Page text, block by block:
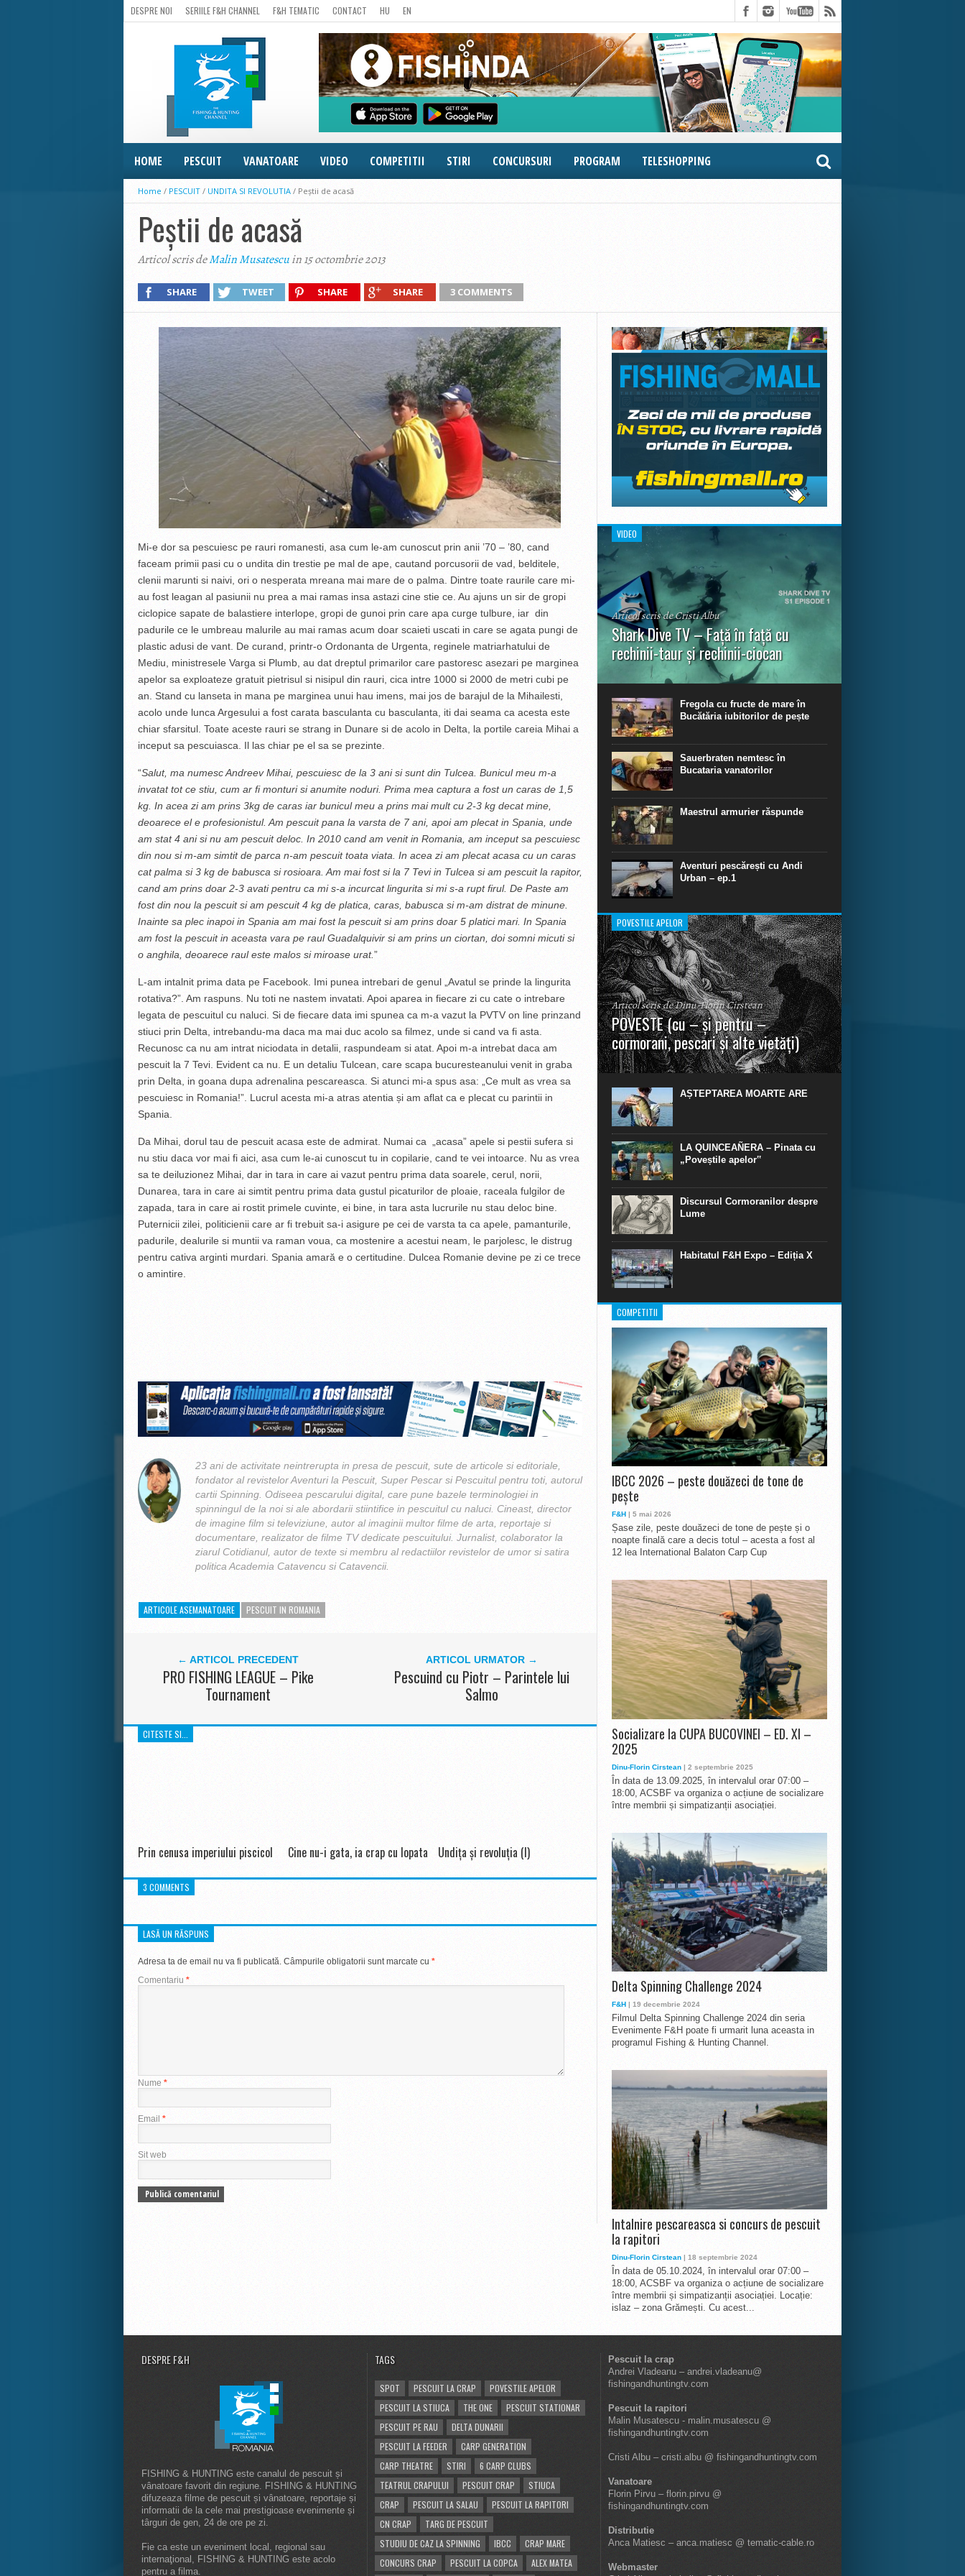
DESPRE NOI SERIILE F&H CHANNEL F&H TEMATIC CONTACT HU EN
HOME PESCUIT VANATOARE VIDEO COMPETITII STIRI CONCURSURI PROGRAM TELESHOPPING
Home / PESCUIT / UNDITA SI REVOLUTIA / Peștii de acasă
Peștii de acasă
Articol scris deMalin Musatescuin 15 octombrie 2013
SHARE TWEET SHARE SHARE 3 COMMENTS
Mi-e dor sa pescuiesc pe rauri romanesti, asa cum le-am cunoscut prin anii ’70 – ’80, cand
faceam primii pasi cu o undita din trestie pe mal de ape, cautand porcusorii de vad, belditele,
clenii marunti si naivi, ori o nesperata mreana mai mare de o palma. Dintre toate raurile care mi-
au fost leagan al pasiunii nu prea a mai ramas insa astazi cine stie ce. Au ajuns un sir de gropi
ciclopice sapate de balastiere interlope, gropi de gunoi prin care apa curge tulbure, iar din
padurile ce le umbreau malurile au mai ramas acum doar scaieti uscati in care se agata pungi de
plastic adusi de vant. De curand, printr-o Ordonanta de Urgenta, reginele matriarhatului de
Mediu, ministresele Varga si Plumb, au dat dreptul primarilor care pastoresc asezari pe marginea
apelor sa exploateze gratuit pietrisul si nisipul din rauri, cica intre 1000 si 2000 de metri cubi pe
an. Stand cu lanseta in mana pe marginea unui hau imens, mai jos de barajul de la Mihailesti,
acolo unde lunca Argesului a fost carata basculanta cu basculanta, iti dai seama ca acesta este
chiar sfarsitul. Toate aceste rauri se strang in Dunare si de acolo in Delta, la portile careia Mihai a
inceput sa pescuiasca. Il las chiar pe el sa se prezinte.
“Salut, ma numesc Andreev Mihai, pescuiesc de la 3 ani si sunt din Tulcea. Bunicul meu m-a
invatat tot ce stiu, cum ar fi monturi si anumite noduri. Prima mea captura a fost un caras de 1,5
kg. In acea zi am prins 3kg de caras iar bunicul meu a prins mai mult cu 2-3 kg decat mine,
deoarece el e profesionistul. Am pescuit pana la varsta de 7 ani, apoi am plecat in Spania, unde
am stat 4 ani si nu am pescuit deloc. In 2010 cand am venit in Romania, am inceput sa pescuiesc
din nou si m-am simtit de parca n-am pescuit toata viata. In acea zi am plecat acasa cu un caras
cat palma si 3 kg de babusca si rosioara. Am mai fost si la 7 Tevi in Tulcea si am pescuit la rapitor,
cand am prins doar 2-3 avati pentru ca mi s-a incurcat lingurita si mi s-a rupt firul. De Paste am
fost din nou la pescuit si am pescuit 4 kg de platica, caras, babusca si m-am distrat de minune.
Inainte sa plec inapoi in Spania am mai fost la pescuit si am prins doar 5 platici mari. In Spania
am fost la pescuit in aceasta vara pe raul Guadalquivir si am prins un ciortan, doi somni micuti si
o anghila, deoarece raul este malos si miroase urat.”
L-am intalnit prima data pe Facebook. Imi punea intrebari de genul „Avatul se prinde la lingurita
rotativa?”. Am raspuns. Nu toti ne nastem invatati. Apoi aparea in fiecare zi cu cate o intrebare
legata de pescuitul cu naluci. Si de fiecare data imi spunea ca m-a vazut la PVTV on line prinzand
stiuci prin Delta, intrebandu-ma daca ma mai duc acolo sa filmez, unde si cand va fi asta.
Recunosc ca nu am intrat niciodata in detalii, raspundeam si atat. Apoi m-a intrebat daca am
pescuit la 7 Tevi. Evident ca nu. E un detaliu Tulcean, care scapa bucuresteanului venit in graba
prin Delta, in goana dupa adrenalina pescareasca. Si atunci mi-a spus asa: „Ce mult as vrea sa
pescuiesc in Romania!”. Lucrul acesta mi-a atras atentia și am aflat ca e plecat cu parintii in
Spania.
Da Mihai, dorul tau de pescuit acasa este de admirat. Numai ca „acasa” apele si pestii sufera si
nu stiu daca vor mai fi aici, asa cum le-ai cunoscut tu in copilarie, cand te vei intoarce. Nu as vrea
sa te deiluzionez Mihai, dar in tara in care ai vazut pentru prima data soarele, cerul, norii,
Dunarea, tara in care ai simtit pentru prima data gustul picaturilor de ploaie, raceala fulgilor de
zapada, tara in care ai rostit primele cuvinte, ei bine, in tara asta lucrurile nu stau deloc bine.
Puternicii zilei, politicienii care ar fi trebuit sa-i asigure pe cei de varsta ta ca apele, pamanturile,
padurile, dealurile si muntii va raman voua, ca mostenire a acestui neam, le parjolesc, le distrug
pentru cativa arginti murdari. Spania amară e o certitudine. Dulcea Romanie devine pe zi ce trece
o amintire.
23 ani de activitate neintrerupta in presa de pescuit, sute de articole si editoriale,
fondator al revistelor Aventuri la Pescuit, Super Pescar si Pescuitul pentru toti, autorul
cartii Spinning. Odiseea pescarului digital, care pune bazele terminologiei in
spinningul de la noi si ale abordarii stiintifice in pescuitul cu naluci. Cineast, director
de imagine film si televiziune, autor al imaginii multor filme de arta, reportaje si
documentare, realizator de filme TV dedicate pescuitului. Jurnalist, colaborator la
ziarul Cotidianul, autor de texte si membru al redactiilor revistelor de umor si satira
politica Academia Catavencu si Catavencii.
ARTICOLE ASEMANATOARE PESCUIT IN ROMANIA
← ARTICOL PRECEDENT
PRO FISHING LEAGUE – Pike
Tournament
ARTICOL URMATOR →
Pescuind cu Piotr – Parintele lui
Salmo
CITESTE SI...
Prin cenusa imperiului piscicol Cine nu-i gata, ia crap cu lopata Undiţa şi revoluţia (I)
3 COMMENTS
LASĂ UN RĂSPUNS
Adresa ta de email nu va fi publicată. Câmpurile obligatorii sunt marcate cu *
Comentariu *
Nume *
Email *
Sit web
VIDEO
Articol scris de Cristi Albu
Shark Dive TV – Față în față cu
rechinii-taur și rechinii-ciocan
În primul episod din Shark Dive TV, telespectatorii
extraordinare de scufundare cu rechini.
Fregola cu fructe de mare în
Bucătăria iubitorilor de pește
Sauerbraten nemtesc în
Bucataria vanatorilor
Maestrul armurier răspunde
Aventuri pescărești cu Andi
Urban – ep.1
POVESTILE APELOR
Articol scris de Dinu-Florin Cirstean
POVESTE (cu – și pentru –
cormorani, pescari și alte vietăți)
”La urma urmei, cred că legendele și miturile sunt
în mare parte făcute din „adevăr”.“ R. R. Tolkien.
AȘTEPTAREA MOARTE ARE
LA QUINCEAÑERA – Pinata cu
„Poveștile apelor‟
Discursul Cormoranilor despre
Lume
Habitatul F&H Expo – Ediția X
COMPETITII
IBCC 2026 – peste douăzeci de tone de
pește
F&H | 5 mai 2026
Șase zile, peste douăzeci de tone de pește și o
noapte finală care a decis totul – acesta a fost al
12 lea International Balaton Carp Cup
Socializare la CUPA BUCOVINEI – ED. XI –
2025
Dinu-Florin Cirstean | 2 septembrie 2025
În data de 13.09.2025, în intervalul orar 07:00 –
18:00, ACSBF va organiza o acțiune de socializare
între membrii și simpatizanții asociației.
Delta Spinning Challenge 2024
F&H | 19 decembrie 2024
Filmul Delta Spinning Challenge 2024 din seria
Evenimente F&H poate fi urmarit luna aceasta in
programul Fishing & Hunting Channel.
Intalnire pescareasca si concurs de pescuit
la rapitori
Dinu-Florin Cirstean | 18 septembrie 2024
În data de 05.10.2024, în intervalul orar 07:00 –
18:00, ACSBF va organiza o acțiune de socializare
între membrii și simpatizanții asociației. Locație:
islaz – zona Grămești. Cu acest...
DESPRE F&H
FISHING & HUNTING este canalul de pescuit și
vânatoare favorit din regiune. FISHING & HUNTING
difuzeaza filme de pescuit și vânatoare, reportaje și
informatii de la cele mai prestigioase evenimente și
târguri de gen, 24 de ore pe zi.
Fie ca este un eveniment local, regional sau
internaţional, FISHING & HUNTING este acolo
pentru a filma.
TAGS
SPOT PESCUIT LA CRAP
POVESTILE APELOR
PESCUIT LA STIUCA
THE ONE
PESCUIT STATIONAR
PESCUIT PE RAU
DELTA DUNARII
PESCUIT LA FEEDER
CARP GENERATION
CARP THEATRE
STIRI
6 CARP CLUBS
TEATRUL CRAPULUI
PESCUIT CRAP
STIUCA
CRAP
PESCUIT LA SALAU
PESCUIT LA RAPITORI
CN CRAP
TARG DE PESCUIT
STUDIU DE CAZ LA SPINNING
IBCC
CRAP MARE
CONCURS CRAP
PESCUIT LA COPCA
ALEX MATEA
Pescuit la crap
Andrei Vladeanu – andrei.vladeanu@
fishingandhuntingtv.com
Pescuit la rapitori
Malin Musatescu - malin.musatescu @
fishingandhuntingtv.com
Cristi Albu – cristi.albu @ fishingandhuntingtv.com
Vanatoare
Florin Pirvu – florin.pirvu @
fishingandhuntingtv.com
Distributie
Anca Matiesc – anca.matiesc @ tematic-cable.ro
Webmaster